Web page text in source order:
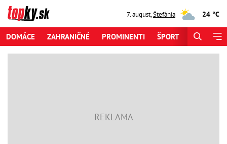
7. august,Štefánia 24 °C
DOMÁCE ZAHRANIČNÉ PROMINENTI ŠPORT